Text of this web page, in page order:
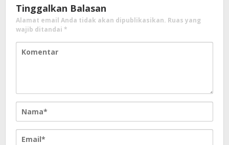
Tinggalkan Balasan
Alamat email Anda tidak akan dipublikasikan. Ruas yang
wajib ditandai *